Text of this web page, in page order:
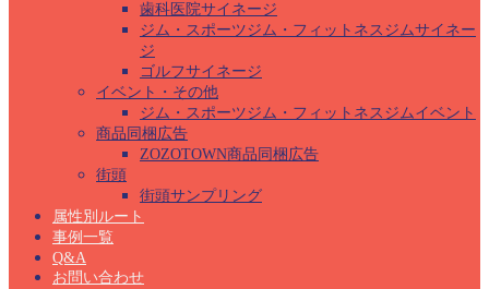
歯科医院サイネージ
ジム・スポーツジム・フィットネスジムサイネー
ジ
ゴルフサイネージ
イベント・その他
ジム・スポーツジム・フィットネスジムイベント
商品同梱広告
ZOZOTOWN商品同梱広告
街頭
街頭サンプリング
属性別ルート
事例一覧
Q&A
お問い合わせ